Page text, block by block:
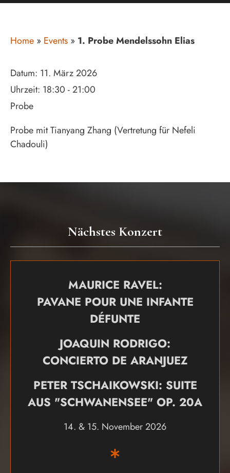
Home » Events » 1. Probe Mendelssohn Elias
Datum: 11. März 2026
Uhrzeit: 18:30 - 21:00
Probe
Probe mit Tianyang Zhang (Vertretung für Nefeli
Chadouli)
Nächstes Konzert
MAURICE RAVEL:
PAVANE POUR UNE INFANTE
DÉFUNTE
JOAQUIN RODRIGO:
CONCIERTO DE ARANJUEZ
PETER TSCHAIKOWSKI: SUITE
AUS "SCHWANENSEE" OP. 20A
14. & 15. November 2026